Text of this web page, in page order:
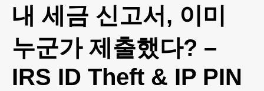
내 세금 신고서, 이미
누군가 제출했다? –
IRS ID Theft & IP PIN